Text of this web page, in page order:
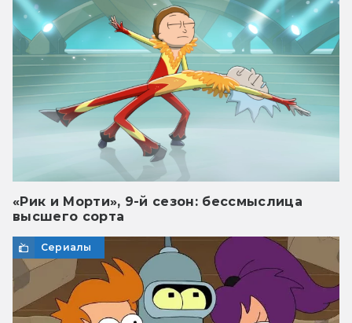
«Рик и Морти», 9-й сезон: бессмыслица
высшего сорта
Сериалы